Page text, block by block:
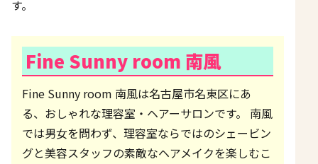
す。
Fine Sunny room 南風
Fine Sunny room 南風は名古屋市名東区にあ
る、おしゃれな理容室・ヘアーサロンです。 南風
では男女を問わず、理容室ならではのシェービン
グと美容スタッフの素敵なヘアメイクを楽しむこ